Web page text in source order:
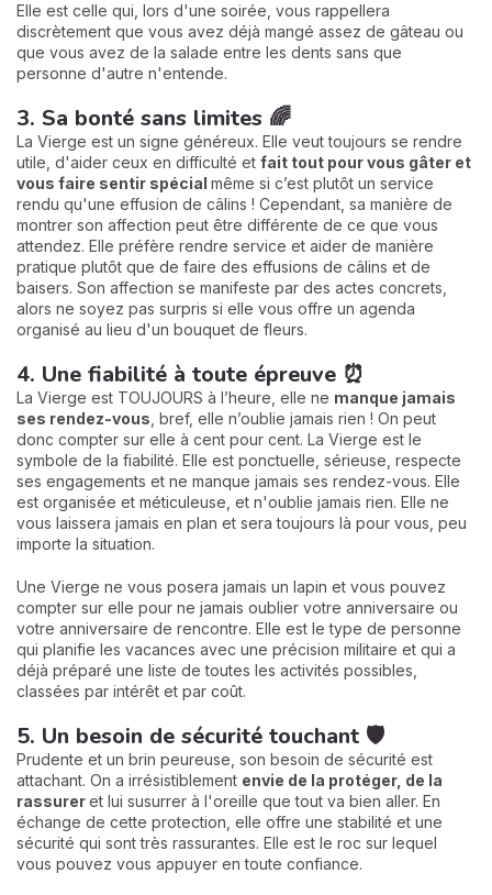
Elle est celle qui, lors d'une soirée, vous rappellera
discrètement que vous avez déjà mangé assez de gâteau ou
que vous avez de la salade entre les dents sans que
personne d'autre n'entende.
3. Sa bonté sans limites 🌈
La Vierge est un signe généreux. Elle veut toujours se rendre
utile, d'aider ceux en difficulté et fait tout pour vous gâter et
vous faire sentir spécial même si c’est plutôt un service
rendu qu'une effusion de câlins ! Cependant, sa manière de
montrer son affection peut être différente de ce que vous
attendez. Elle préfère rendre service et aider de manière
pratique plutôt que de faire des effusions de câlins et de
baisers. Son affection se manifeste par des actes concrets,
alors ne soyez pas surpris si elle vous offre un agenda
organisé au lieu d'un bouquet de fleurs.
4. Une fiabilité à toute épreuve ⏰
La Vierge est TOUJOURS à l’heure, elle ne manque jamais
ses rendez-vous , bref, elle n’oublie jamais rien ! On peut
donc compter sur elle à cent pour cent. La Vierge est le
symbole de la fiabilité. Elle est ponctuelle, sérieuse, respecte
ses engagements et ne manque jamais ses rendez-vous. Elle
est organisée et méticuleuse, et n'oublie jamais rien. Elle ne
vous laissera jamais en plan et sera toujours là pour vous, peu
importe la situation.
Une Vierge ne vous posera jamais un lapin et vous pouvez
compter sur elle pour ne jamais oublier votre anniversaire ou
votre anniversaire de rencontre. Elle est le type de personne
qui planifie les vacances avec une précision militaire et qui a
déjà préparé une liste de toutes les activités possibles,
classées par intérêt et par coût.
5. Un besoin de sécurité touchant 🛡️
Prudente et un brin peureuse, son besoin de sécurité est
attachant. On a irrésistiblement envie de la protéger, de la
rassureret lui susurrer à l'oreille que tout va bien aller. En
échange de cette protection, elle offre une stabilité et une
sécurité qui sont très rassurantes. Elle est le roc sur lequel
vous pouvez vous appuyer en toute confiance.